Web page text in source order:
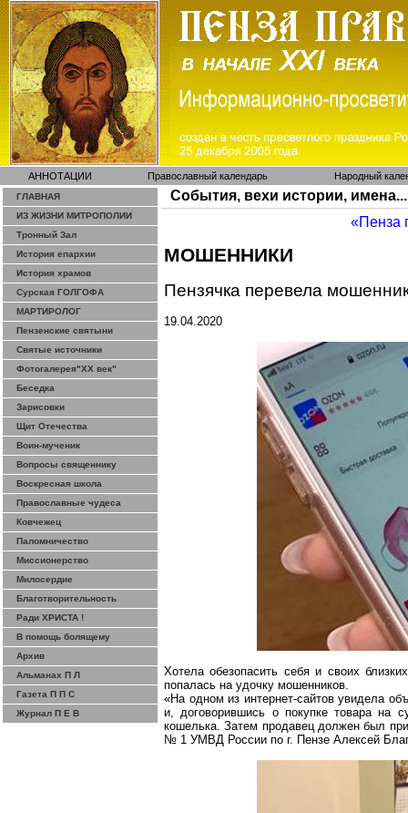
АННОТАЦИИ Православный календарь Народный
ГЛАВНАЯ
ИЗ ЖИЗНИ МИТРОПОЛИИ
Тронный Зал
История епархии
История храмов
Сурская ГОЛГОФА
МАРТИРОЛОГ
Пензенские святыни
Святые источники
Фотогалерея"ХХ век"
Беседка
Зарисовки
Щит Отечества
Воин-мученик
Вопросы священнику
Воскресная школа
Православные чудеса
Ковчежец
Паломничество
Миссионерство
Милосердие
Благотворительность
Ради ХРИСТА !
В помощь болящему
Архив
Альманах П Л
Газета П П С
Журнал П Е В
События, вехи истории, имена...
«Пенза
МОШЕННИКИ
Пензячка перевела
19.04.2020
Хотела обезопасить себя и своих
попалась на удочку мошенников.
«На одном из интернет-сайтов увидела
и, договорившись о покупке товара на
кошелька. Затем продавец должен был
№ 1 УМВД России по г. Пензе Алексей